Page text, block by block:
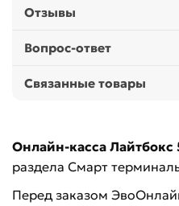
Отзывы
Вопрос-ответ
Связанные товары
Онлайн-касса Лайтбокс
раздела Смарт
Перед заказом